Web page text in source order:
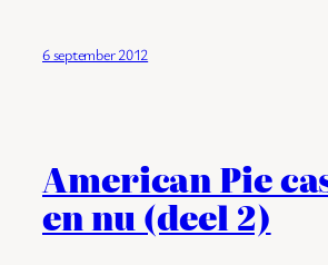
6 september 2012
American Pie
en nu (deel 2)